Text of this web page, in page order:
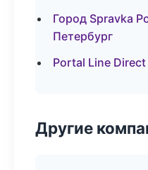
Город Spravka
Петербург
Portal Line
Другие